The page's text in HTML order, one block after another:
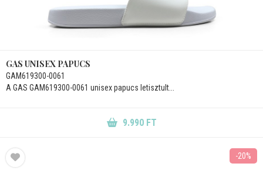
GAS UNISEX PAPUCS
GAM619300-0061
A GAS GAM619300-0061 unisex papucs letisztult...
9.990 FT
-20%